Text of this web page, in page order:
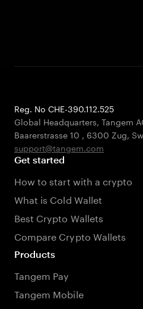
Reg. No CHE-390.112.525
Global Headquarters, Tangem
Baarerstrasse 10 , 6300 Zug,
support@tangem.com
Get started
How to start with a crypto
What is Cold Wallet
Best Crypto Wallets
Compare Crypto Wallets
Products
Tangem Pay
Tangem Mobile